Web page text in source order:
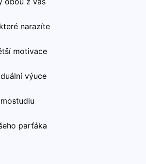
narazíte
motivace
výuce
parťáka